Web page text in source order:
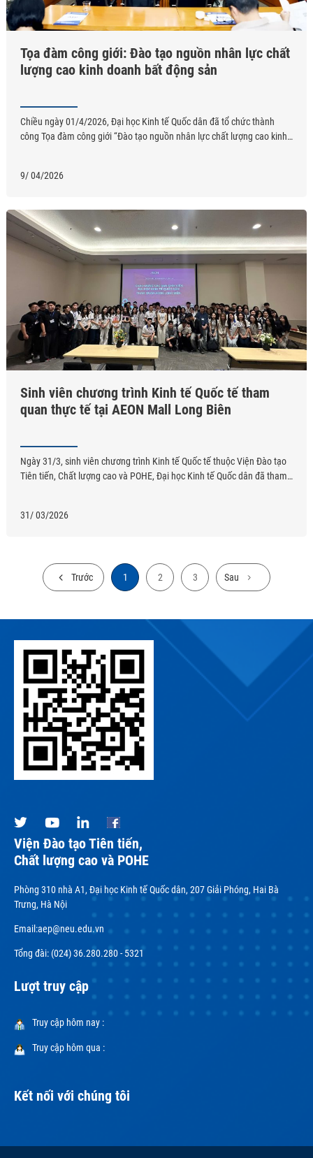
Tọa đàm công giới: Đào tạo nguồn nhân lực chất
lượng cao kinh doanh bất động sản
Chiều ngày 01/4/2026, Đại học Kinh tế Quốc dân đã tổ chức thành
công Tọa đàm công giới “Đào tạo nguồn nhân lực chất lượng cao kinh
9/ 04/2026
Sinh viên chương trình Kinh tế Quốc tế tham
quan thực tế tại AEON Mall Long Biên
Ngày 31/3, sinh viên chương trình Kinh tế Quốc tế thuộc Viện Đào tạo
Tiên tiến, Chất lượng cao và POHE, Đại học Kinh tế Quốc dân đã tham
31/ 03/2026
Trước 1 2 3 Sau
Viện Đào tạo Tiên tiến,
Chất lượng cao và POHE
Phòng 310 nhà A1, Đại học Kinh tế Quốc dân, 207 Giải Phóng, Hai Bà
Trưng, Hà Nội
Email:aep@neu.edu.vn
Tổng đài: (024) 36.280.280 - 5321
Lượt truy cập
Truy cập hôm nay :
Truy cập hôm qua :
Kết nối với chúng tôi